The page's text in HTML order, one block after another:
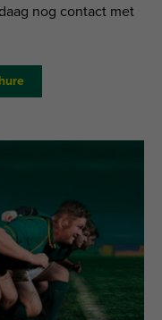
nog contact met